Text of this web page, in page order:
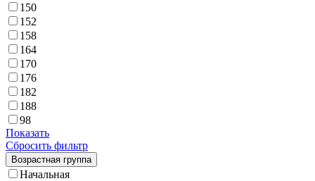
150
152
158
164
170
176
182
188
98
Показать
Сбросить фильтр
Возрастная группа
Начальная